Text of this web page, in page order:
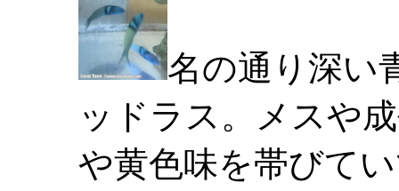
名の通り深い
ッドラス。メスや
や黄色味を帯びて